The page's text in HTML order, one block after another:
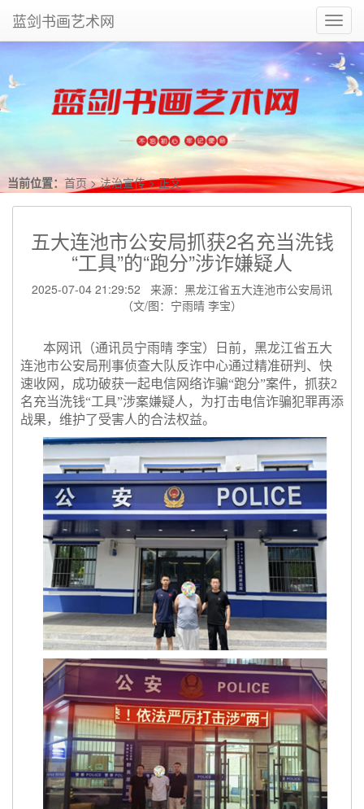
蓝剑书画艺术网
当前位置： 首页>法治宣传> 正文
五大连池市公安局抓获2名充当洗钱
“工具”的“跑分”涉诈嫌疑人
2025-07-04 21:29:52 来源：黑龙江省五大连池市公安局讯
（文/图：宁雨晴 李宝）
本网讯（通讯员宁雨晴 李宝）日前，黑龙江省五大
连池市公安局刑事侦查大队反诈中心通过精准研判、快
速收网，成功破获一起电信网络诈骗“跑分”案件，抓获2
名充当洗钱“工具”涉案嫌疑人，为打击电信诈骗犯罪再添
战果，维护了受害人的合法权益。